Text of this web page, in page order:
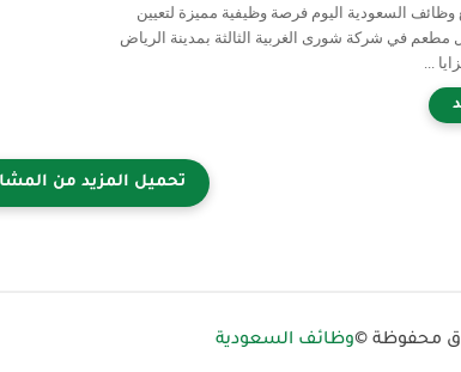
السعودية اليوم فرصة وظيفية مميزة لتعيين
في شركة شورى الغربية الثالثة بمدينة الرياض
...
محفوظة ©وظائف السعودية